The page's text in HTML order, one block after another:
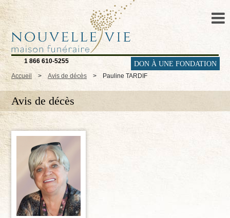
1 866 610-5255 DON À UNE FONDATION
Accueil > Avis de décès > Pauline TARDIF
Avis de décès